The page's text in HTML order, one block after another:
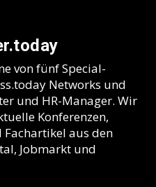
von fünf Special-
Networks und
und HR-Manager. Wir
Konferenzen,
aus den
Jobmarkt und